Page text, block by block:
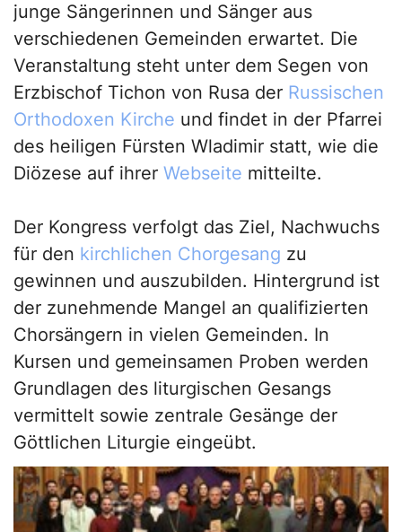
junge Sängerinnen und Sänger aus
verschiedenen Gemeinden erwartet. Die
Veranstaltung steht unter dem Segen von
Erzbischof Tichon von Rusa der Russischen
Orthodoxen Kirche und findet in der Pfarrei
des heiligen Fürsten Wladimir statt, wie die
Diözese auf ihrer Webseite mitteilte.
Der Kongress verfolgt das Ziel, Nachwuchs
für den kirchlichen Chorgesang zu
gewinnen und auszubilden. Hintergrund ist
der zunehmende Mangel an qualifizierten
Chorsängern in vielen Gemeinden. In
Kursen und gemeinsamen Proben werden
Grundlagen des liturgischen Gesangs
vermittelt sowie zentrale Gesänge der
Göttlichen Liturgie eingeübt.